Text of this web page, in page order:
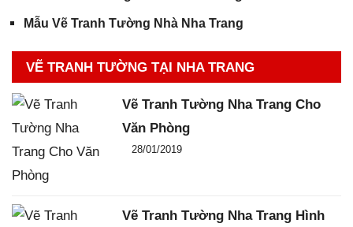
Mẫu Vẽ Tranh Tường Nhà Nha Trang
VẼ TRANH TƯỜNG TẠI NHA TRANG
Vẽ Tranh Tường Nha Trang Cho
Văn Phòng
Đăng ngày
28/01/2019
Vẽ Tranh Tường Nha Trang Hình